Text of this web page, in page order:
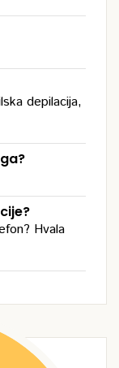
depilacija,
Hvala